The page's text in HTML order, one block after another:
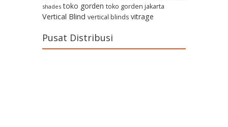
shades toko gorden toko gorden jakarta
Vertical Blind vertical blinds vitrage
Pusat Distribusi